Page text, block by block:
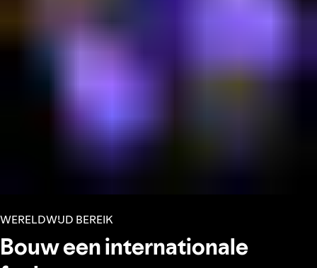
WERELDWIJD BEREIK
Bouw een internationale